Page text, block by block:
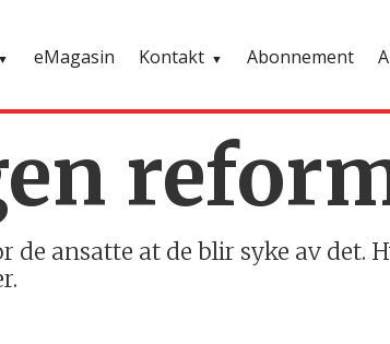
eMagasin Kontakt Abonnement
ansatte at de blir syke av det.